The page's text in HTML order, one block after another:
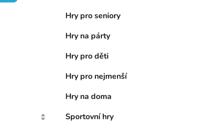
Hry pro seniory
Hry na párty
Hry pro děti
Hry pro nejmenší
Hry na doma
Sportovní hry